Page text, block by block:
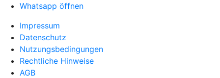
Whatsapp öffnen
Impressum
Datenschutz
Nutzungsbedingungen
Rechtliche Hinweise
AGB